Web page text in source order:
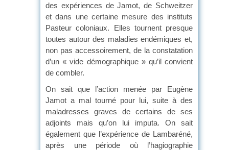
des expériences de Jamot, de Schweitzer
et dans une certaine mesure des instituts
Pasteur coloniaux. Elles tournent presque
toutes autour des maladies endémiques et,
non pas accessoirement, de la constatation
d’un « vide démographique » qu’il convient
de combler.
On sait que l’action menée par Eugène
Jamot a mal tourné pour lui, suite à des
maladresses graves de certains de ses
adjoints mais qu’on lui imputa. On sait
également que l’expérience de Lambaréné,
après une période où l’hagiographie